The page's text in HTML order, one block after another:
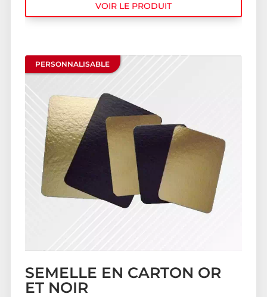
VOIR LE PRODUIT
SEMELLE EN CARTON OR
ET NOIR
PERSONNALISABLE